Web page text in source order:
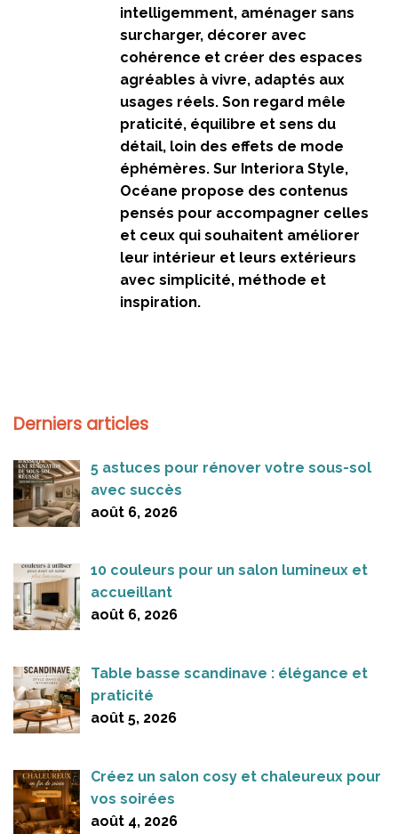
intelligemment, aménager sans
surcharger, décorer avec
cohérence et créer des espaces
agréables à vivre, adaptés aux
usages réels. Son regard mêle
praticité, équilibre et sens du
détail, loin des effets de mode
éphémères. Sur Interiora Style,
Océane propose des contenus
pensés pour accompagner celles
et ceux qui souhaitent améliorer
leur intérieur et leurs extérieurs
avec simplicité, méthode et
inspiration.
Derniers articles
5 astuces pour rénover votre sous-sol
avec succès
août 6, 2026
10 couleurs pour un salon lumineux et
accueillant
août 6, 2026
Table basse scandinave : élégance et
praticité
août 5, 2026
Créez un salon cosy et chaleureux pour
vos soirées
août 4, 2026